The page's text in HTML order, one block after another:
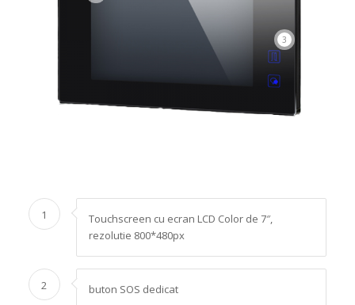
3
1
Touchscreen cu ecran LCD Color de 7″,
rezolutie 800*480px
2 buton SOS dedicat